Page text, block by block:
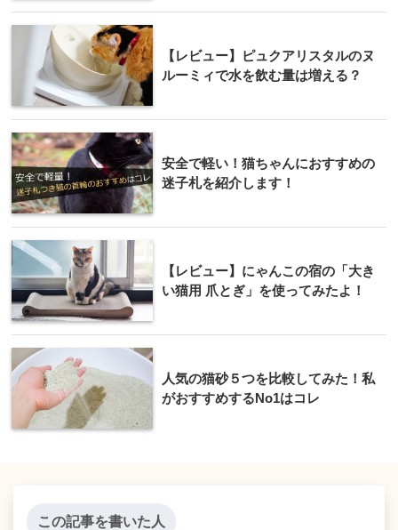
【レビュー】ピュクアリスタルのヌ
ルーミィで水を飲む量は増える？
安全で軽い！猫ちゃんにおすすめの
迷子札を紹介します！
【レビュー】にゃんこの宿の「大き
い猫用 爪とぎ」を使ってみたよ！
人気の猫砂５つを比較してみた！私
がおすすめするNo1はコレ
この記事を書いた人